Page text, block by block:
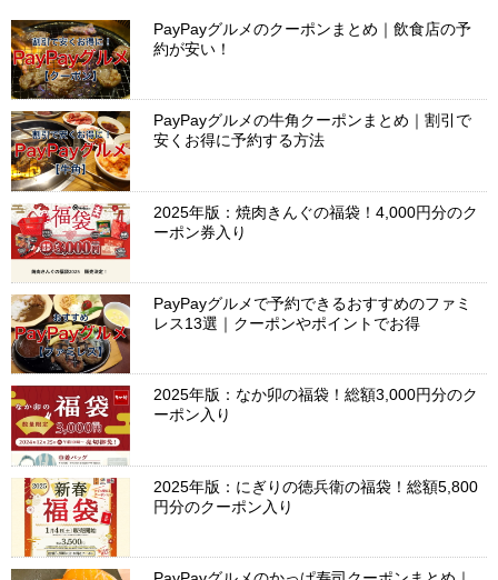
PayPayグルメのクーポンまとめ｜飲食店の予
約が安い！
PayPayグルメの牛角クーポンまとめ｜割引で
安くお得に予約する方法
2025年版：焼肉きんぐの福袋！4,000円分のク
ーポン券入り
PayPayグルメで予約できるおすすめのファミ
レス13選｜クーポンやポイントでお得
2025年版：なか卯の福袋！総額3,000円分のク
ーポン入り
2025年版：にぎりの徳兵衛の福袋！総額5,800
円分のクーポン入り